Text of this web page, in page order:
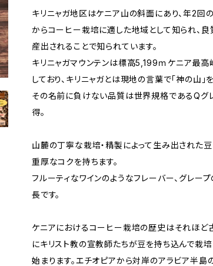
キリニャガ地区はケニア山の斜面にあり、年2回
からコーヒー栽培に適した地域として知られ、
産出されることで知られています。
キリニャガマウンテンは標高5,199ｍケニア最高
しており、キリニャガとは現地の言葉で「神の山」
その名前に負けない品質は世界規格であるQグ
得。
山麓の丁寧な栽培・精製によって生み出された
重厚なコクを持ちます。
フルーティなワインのようなフレーバー、グレー
長です。
ケニアにおけるコーヒー栽培の歴史はそれほど
にキリスト教の宣教師たちが豆を持ち込んで栽培
始まります。エチオピアから対岸のアラビア半島